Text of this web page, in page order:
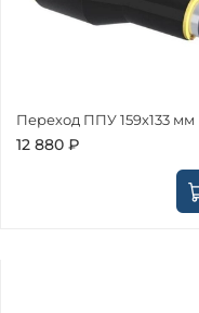
Переход ППУ 159х133 мм
12 880 ₽